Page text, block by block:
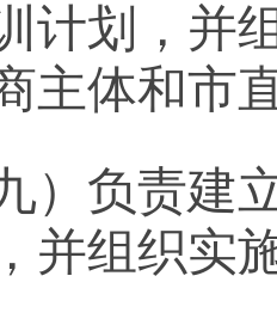
计划，并
主体和市
九）负责建
并组织实